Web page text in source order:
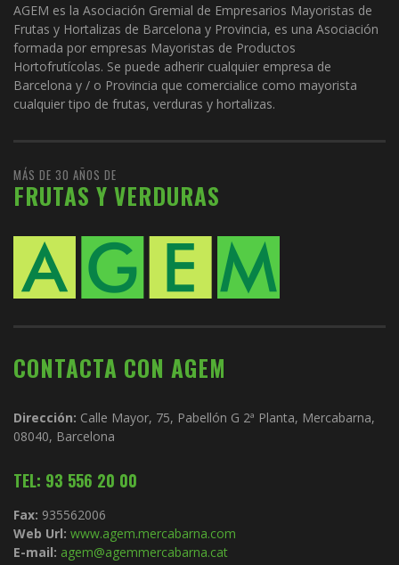
AGEM es la Asociación Gremial de Empresarios Mayoristas de
Frutas y Hortalizas de Barcelona y Provincia, es una Asociación
formada por empresas Mayoristas de Productos
Hortofrutícolas. Se puede adherir cualquier empresa de
Barcelona y / o Provincia que comercialice como mayorista
cualquier tipo de frutas, verduras y hortalizas.
MÁS DE 30 AÑOS DE
FRUTAS Y VERDURAS
CONTACTA CON AGEM
Dirección: Calle Mayor, 75, Pabellón G 2ª Planta, Mercabarna,
08040, Barcelona
TEL: 93 556 20 00
Fax: 935562006
Web Url: www.agem.mercabarna.com
E-mail: agem@agemmercabarna.cat